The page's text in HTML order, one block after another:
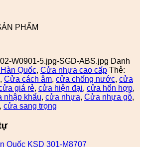
PHẨM
W0901-5.jpg-SGD-ABS.jpg Danh
Quốc, Cửa nhựa cao cấp Thẻ:
, Cửa cách âm, cửa chống nước, cửa
giá rẻ, cửa hiện đại, cửa hổn hợp,
nhập khẩu, cửa nhựa, Cửa nhựa gỗ,
, cửa sang trọng